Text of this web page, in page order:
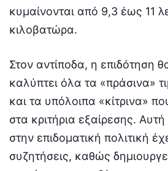
κυμαίνονται από 9,3 έως 11
κιλοβατώρα.
Στον αντίποδα, η επιδότηση
καλύπτει όλα τα «πράσινα»
και τα υπόλοιπα «κίτρινα»
στα κριτήρια εξαίρεσης.
στην επιδοματική πολιτική
συζητήσεις, καθώς